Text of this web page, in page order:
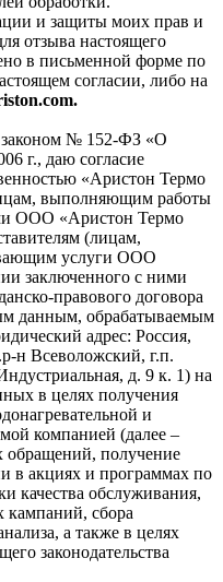
и защиты моих прав и
отзыва настоящего
в письменной форме по
согласии, либо на
законом № 152-ФЗ «О
г., даю согласие
«Аристон Термо
выполняющим работы
ООО «Аристон Термо
(лицам,
услуги ООО
заключенного с ними
правового договора
данным, обрабатываемым
адрес: Россия,
н Всеволожский, г.п.
д. 9 к. 1) на
в целях получения
и
компанией (далее –
обращений, получение
в акциях и программах по
качества обслуживания,
кампаний, сбора
а также в целях
законодательства